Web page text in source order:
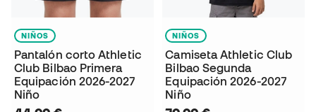
NIÑOS
Pantalón corto Athletic
Club Bilbao Primera
Equipación 2026-2027
Niño
NIÑOS
Camiseta Athletic Club
Bilbao Segunda
Equipación 2026-2027
Niño